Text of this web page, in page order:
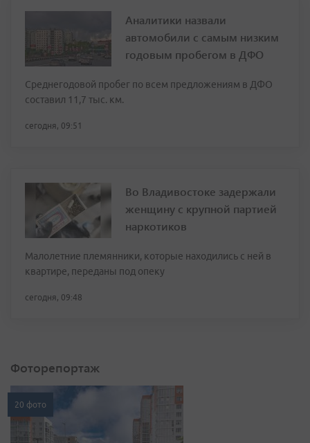
Аналитики назвали
автомобили с самым низким
годовым пробегом в ДФО
Среднегодовой пробег по всем предложениям в ДФО
составил 11,7 тыс. км.
сегодня, 09:51
Во Владивостоке задержали
женщину с крупной партией
наркотиков
Малолетние племянники, которые находились с ней в
квартире, переданы под опеку
сегодня, 09:48
Фоторепортаж
20 фото